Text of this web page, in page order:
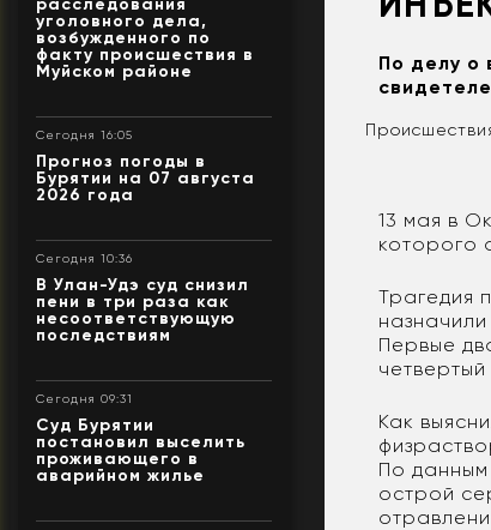
расследования
уголовного дела,
возбужденного по
факту происшествия в
Муйском районе
Сегодня 16:05
Прогноз погоды в
Бурятии на 07 августа
2026 года
Сегодня 10:36
В Улан-Удэ суд снизил
пени в три раза как
несоответствующую
последствиям
Сегодня 09:31
Суд Бурятии
постановил выселить
проживающего в
аварийном жилье
По делу о
13 мая в
которого
Трагедия
Первые
четвертый
Как
По
острой